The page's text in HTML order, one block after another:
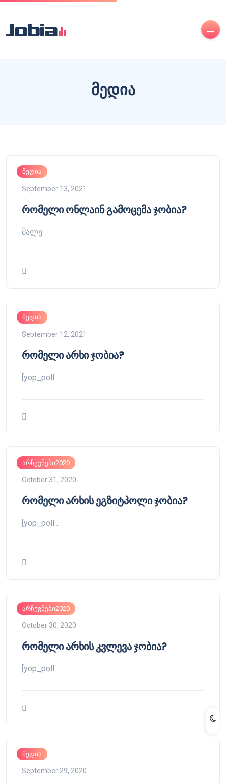
მედია
მედია
September 13, 2021
რომელი ონლაინ გამოცემა ჯობია?
მალე
მედია
September 12, 2021
რომელი არხი ჯობია?
[yop_poll…
არჩევნები2020
October 31, 2020
რომელი არხის ეგზიტპოლი ჯობია?
[yop_poll…
არჩევნები2020
October 30, 2020
რომელი არხის კვლევა ჯობია?
[yop_poll…
მედია
September 29, 2020